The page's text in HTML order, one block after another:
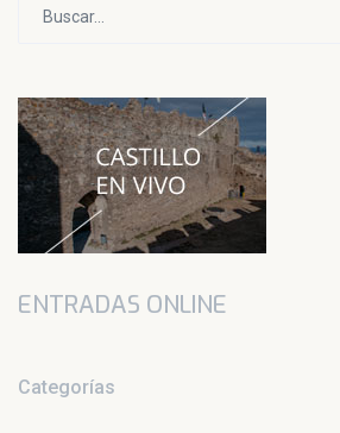
ENTRADAS ONLINE
Categorías